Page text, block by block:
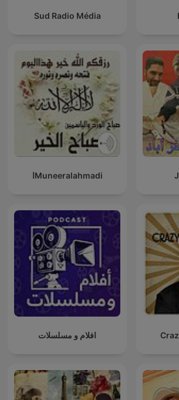
Sud Radio Média
Muneeralahmadiا
افلام و مسلسلات